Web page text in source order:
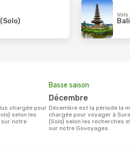
Vols
Bali
selon les
notre
Basse saison
décembre
décembre est la période la moins
chargée pour voyager à
(Solo) selon les recherches
sur notre Govoyages.